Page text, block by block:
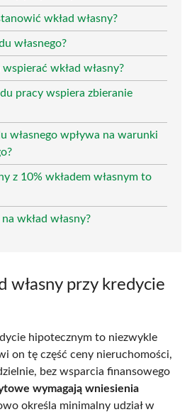
wkład własny?
własnego?
wkład własny?
pracy wspiera zbieranie
własnego wpływa na warunki
z 10% wkładem własnym to
wkład własny?
własny przy kredycie
hipotecznym to niezwykle
on tę część ceny nieruchomości,
bez wsparcia finansowego
wymagają wniesienia
określa minimalny udział w